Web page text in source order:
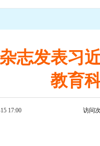
杂志发表习
教育
17:00 访问